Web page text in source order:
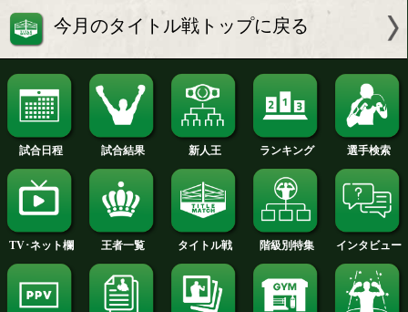
ボクモバの注目
見どころ:佐川は当初、丸田陽七太(森
ャンピオンカーニバルで激突する予定
が、新型コロナウィルスの影響で対戦
にシフトされ、竹本を相手に選んだ。
これで3試合連続でのサウスポーとの対
が、まったく苦にしていない。右スト
を軸にスタイリッシュなボクシングス
でチャンピオンまで上り詰めた。挑戦